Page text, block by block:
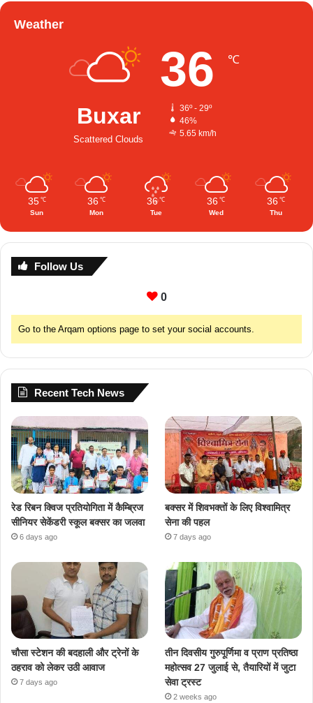
Weather
Buxar
Scattered Clouds
36 ℃
36º - 29º
46%
5.65 km/h
35 ℃
Sun
36 ℃
Mon
36 ℃
Tue
36 ℃
Wed
36 ℃
Thu
Follow Us
0
Go to the Arqam options page to set your social accounts.
Recent Tech News
रेड रिबन क्विज प्रतियोगिता में कैम्ब्रिज
सीनियर सेकेंडरी स्कूल बक्सर का जलवा
6 days ago
बक्सर में शिवभक्तों के लिए विश्वामित्र
सेना की पहल
7 days ago
चौसा स्टेशन की बदहाली और ट्रेनों के
ठहराव को लेकर उठी आवाज
7 days ago
तीन दिवसीय गुरुपूर्णिमा व प्राण प्रतिष्ठा
महोत्सव 27 जुलाई से, तैयारियों में जुटा
सेवा ट्रस्ट
2 weeks ago